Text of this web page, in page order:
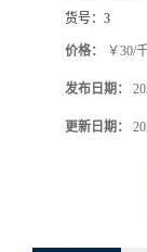
货号： 3
价格： ￥30/
发布日期：
更新日期：